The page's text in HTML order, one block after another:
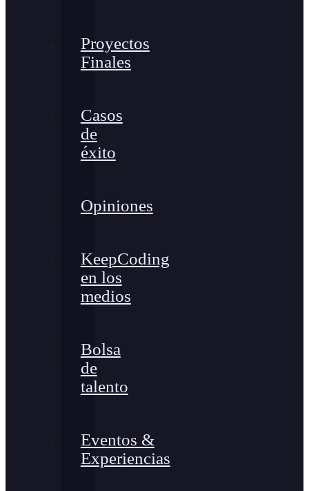
Proyectos
Finales
Casos
de
éxito
Opiniones
KeepCoding
en los
medios
Bolsa
de
talento
Eventos &
Experiencias